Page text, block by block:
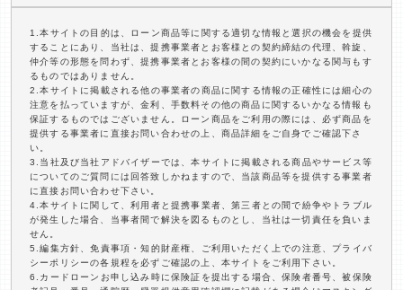
1.本サイトの目的は、ローン商品等に関する適切な情報と選択の機会を提供
することにあり、当社は、提携事業者とお客様との契約締結の代理、斡旋、
仲介等の形態を問わず、提携事業者とお客様の間の契約にいかなる関与もす
るものではありません。
2.本サイトに掲載される他の事業者の商品に関する情報の正確性には細心の
注意を払っていますが、金利、手数料その他の商品に関するいかなる情報も
保証するものではございません。ローン商品をご利用の際には、必ず商品を
提供する事業者に直接お問い合わせの上、商品詳細をご自身でご確認下さ
い。
3.当社及び当社アドバイザーでは、本サイトに掲載される商品やサービス等
についてのご質問には回答致しかねますので、当該商品等を提供する事業者
に直接お問い合わせ下さい。
4.本サイトに関して、利用者と提携事業者、第三者との間で紛争やトラブル
が発生した場合、当事者間で解決を図るものとし、当社は一切責任を負いま
せん。
5.編集方針、免責事項・知的財産権、ご利用いただく上での注意、プライバ
シーポリシーの各規程を必ずご確認の上、本サイトをご利用下さい。
6.カードローンお申し込み時に保険証を提出する場合、保険者番号、被保険